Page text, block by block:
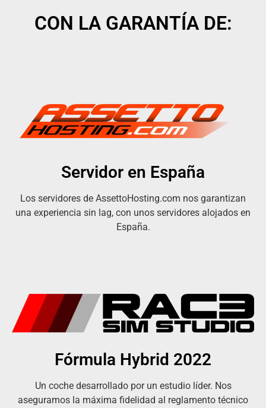
CON LA GARANTÍA DE:
Servidor en España
Los servidores de AssettoHosting.com nos garantizan
una experiencia sin lag, con unos servidores alojados en
España.
Fórmula Hybrid 2022
Un coche desarrollado por un estudio líder. Nos
aseguramos la máxima fidelidad al reglamento técnico